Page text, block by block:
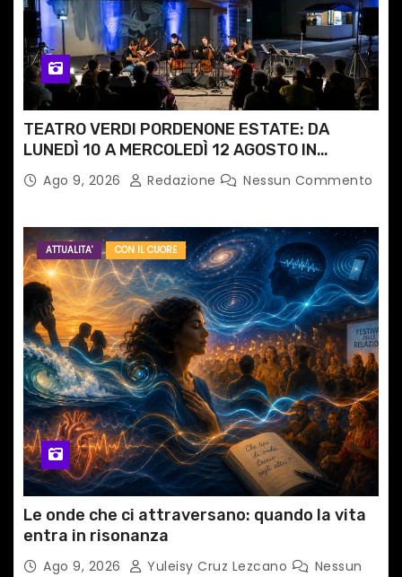
TEATRO VERDI PORDENONE ESTATE: DA
LUNEDÌ 10 A MERCOLEDÌ 12 AGOSTO IN
PIAZZETTA PESCHERIA TORNANO LE MUSIC
NIGHTS
Ago 9, 2026 Redazione Nessun Commento
ATTUALITA' CON IL CUORE
Le onde che ci attraversano: quando la vita
entra in risonanza
Ago 9, 2026 Yuleisy Cruz Lezcano
Nessun